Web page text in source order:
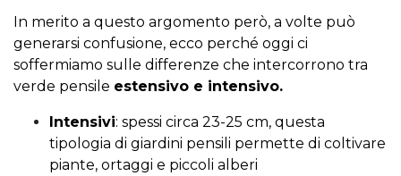
In merito a questo argomento però, a volte può
generarsi confusione, ecco perché oggi ci
soffermiamo sulle differenze che intercorrono tra
verde pensile estensivo e intensivo.
Intensivi: spessi circa 23-25 cm, questa
tipologia di giardini pensili permette di coltivare
piante, ortaggi e piccoli alberi